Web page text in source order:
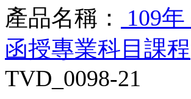
產品名稱：
109
函授專業科目課
TVD_0098-21